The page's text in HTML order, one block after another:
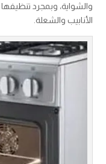
والشواية، وبمجرد
الأنابيب والشعلة.